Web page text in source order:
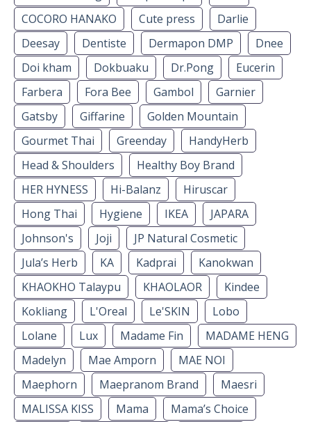
COCORO HANAKO
Cute press
Darlie
Deesay
Dentiste Dermapon DMP
Dnee
Doi kham
Dokbuaku Dr.Pong
Eucerin
Farbera
Fora Bee Gambol
Garnier
Gatsby
Giffarine
Golden Mountain
Gourmet Thai
Greenday
HandyHerb
Head & Shoulders
Healthy Boy Brand
HER HYNESS
Hi-Balanz
Hiruscar
Hong Thai
Hygiene IKEA
JAPARA
Johnson's
Joji
JP Natural Cosmetic
Jula’s Herb
KA Kadprai
Kanokwan
KHAOKHO Talaypu
KHAOLAOR
Kindee
Kokliang
L'Oreal Le'SKIN
Lobo
Lolane
Lux Madame Fin
MADAME HENG
Madelyn
Mae Amporn
MAE NOI
Maephorn
Maepranom Brand
Maesri
MALISSA KISS
Mama
Mama’s Choice